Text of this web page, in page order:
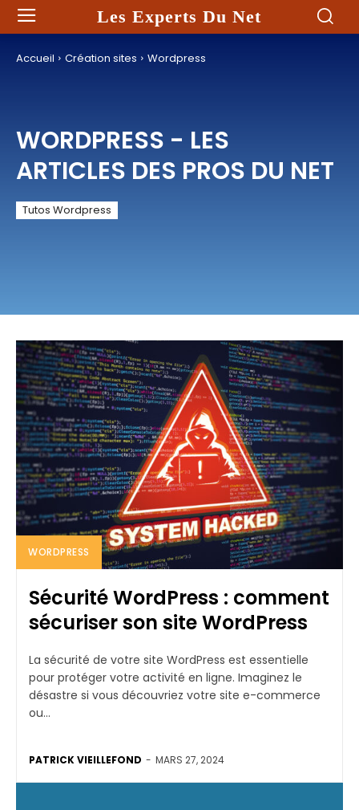
Les Experts Du Net
Accueil Création sites Wordpress
WORDPRESS - LES
ARTICLES DES PROS DU NET
Tutos Wordpress
WORDPRESS
Sécurité WordPress : comment
sécuriser son site WordPress
La sécurité de votre site WordPress est essentielle
pour protéger votre activité en ligne. Imaginez le
désastre si vous découvriez votre site e-commerce
ou...
PATRICK VIEILLEFOND - MARS 27, 2024